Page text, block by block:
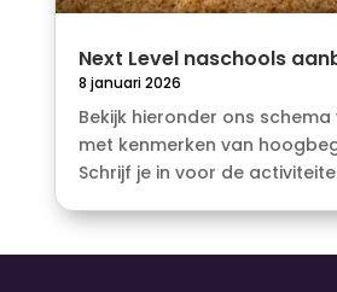
Next Level naschools
8 januari 2026
Bekijk hieronder ons
met kenmerken van
Schrijf je in voor de